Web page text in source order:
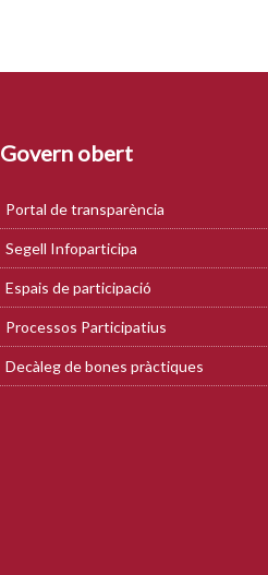
Govern obert
Portal de transparència
Segell Infoparticipa
Espais de participació
Processos Participatius
Decàleg de bones pràctiques